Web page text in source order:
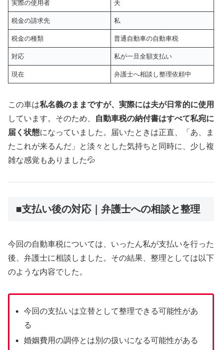
実際の使用者 夫
税金の請求先 私
税金の種類 普通自動車の自動車税
対応 私が一旦全額支払い
現在 弁護士へ相談し整理依頼中
この車は私名義のままですが、実際には夫が日常的に使用
しています。そのため、
自動車税の納付書はすべて私宛に
届く状態になっていました。届いたときは正直、「あ、ま
たこれが来るんだ」と淡々とした気持ちと同時に、少し複
雑な感覚もありました💦
■支払い後の対応｜弁護士への相談と整理
今回の自動車税については、いったん私が支払いを行った
後、弁護士に相談しました。その結果、整理としては以下
のような内容でした。
今回の支払いは立替として整理できる可能性があ
る
婚姻費用の調停とは別の扱いになる可能性がある